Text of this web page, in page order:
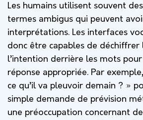
Les humains utilisent souvent
termes ambigus qui peuvent
interprétations. Les interfaces
donc être capables de
l’intention derrière les mots
réponse appropriée. Par
ce qu’il va pleuvoir demain ? »
simple demande de prévision
une préoccupation concernant